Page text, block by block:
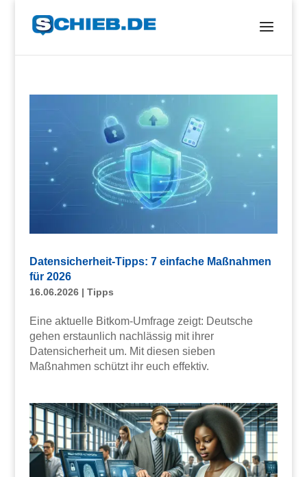
Datensicherheit-Tipps: 7 einfache Maßnahmen
für 2026
16.06.2026| Tipps
Eine aktuelle Bitkom-Umfrage zeigt: Deutsche
gehen erstaunlich nachlässig mit ihrer
Datensicherheit um. Mit diesen sieben
Maßnahmen schützt ihr euch effektiv.